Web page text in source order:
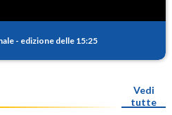
- edizione delle 15:25
Vedi
tutte